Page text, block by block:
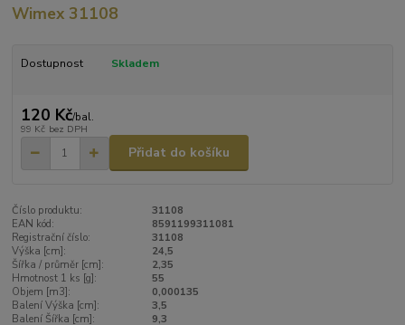
Wimex 31108
Dostupnost Skladem
120 Kč/bal.
99 Kč bez DPH
Přidat do košíku
Číslo produktu:
31108
EAN kód:
8591199311081
Registrační číslo:
31108
Výška [cm]:
24,5
Šířka / průměr [cm]:
2,35
Hmotnost 1 ks [g]:
55
Objem [m3]:
0,000135
Balení Výška [cm]:
3,5
Balení Šířka [cm]:
9,3